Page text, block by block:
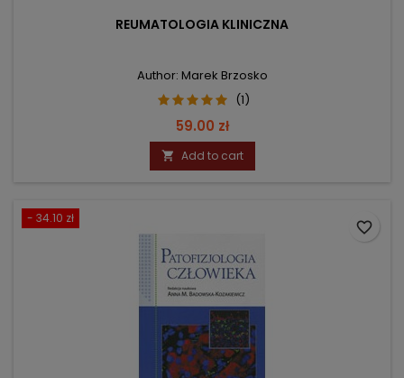
REUMATOLOGIA KLINICZNA
Author: Marek Brzosko
(1)
Price
59.00 zł
 Add to cart
- 34.10 zł
favorite_border